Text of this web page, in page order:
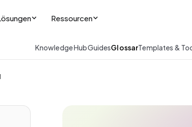
Ressourcen
Knowledge HubGuidesGlossarTemplates &